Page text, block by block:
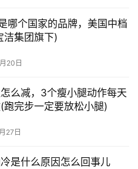
哪个国家的品牌，美国中档
洁集团旗下)
20日
么减，3个瘦小腿动作每天
跑完步一定要放松小腿)
27日
是什么原因怎么回事儿